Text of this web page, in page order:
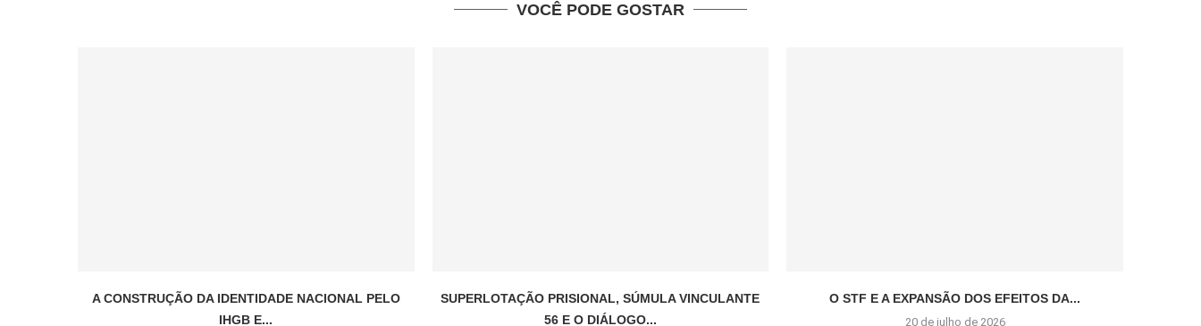
VOCÊ PODE GOSTAR
A CONSTRUÇÃO DA IDENTIDADE NACIONAL PELO
IHGB E...
SUPERLOTAÇÃO PRISIONAL, SÚMULA VINCULANTE
56 E O DIÁLOGO...
O STF E A EXPANSÃO DOS EFEITOS DA...
20 de julho de 2026